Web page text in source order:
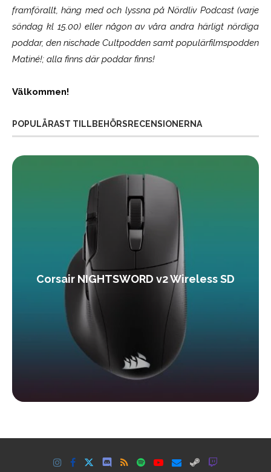
framförallt, häng med och lyssna på Nördliv Podcast (varje
söndag kl 15.00) eller någon av våra andra härligt nördiga
poddar, den nischade Cultpodden samt populärfilmspodden
Matiné!; alla finns där poddar finns!
Välkommen!
POPULÄRAST TILLBEHÖRSRECENSIONERNA
Corsair NIGHTSWORD v2 Wireless SD